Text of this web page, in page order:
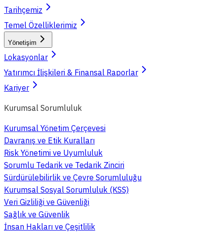
Tarihçemiz
Temel Özelliklerimiz
Yönetişim
Lokasyonlar
Yatırımcı İlişkileri & Finansal Raporlar
Kariyer
Kurumsal Sorumluluk
Kurumsal Yönetim Çerçevesi
Davranış ve Etik Kuralları
Risk Yönetimi ve Uyumluluk
Sorumlu Tedarik ve Tedarik Zinciri
Sürdürülebilirlik ve Çevre Sorumluluğu
Kurumsal Sosyal Sorumluluk (KSS)
Veri Gizliliği ve Güvenliği
Sağlık ve Güvenlik
İnsan Hakları ve Çeşitlilik